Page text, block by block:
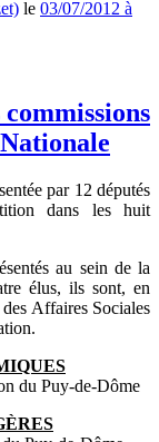
le 03/07/2012 à
par 12 députés
dans les huit
au sein de la
élus, ils sont, en
Affaires Sociales
du Puy-de-Dôme